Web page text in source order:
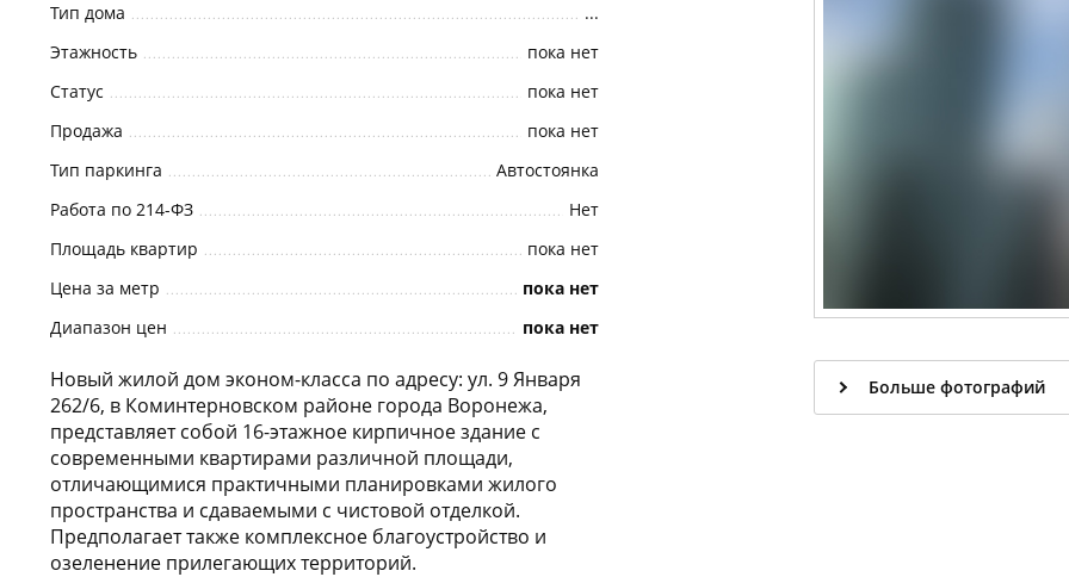
Больше фотографий
Тип дома
...
Этажность
пока нет
Статус
пока нет
Продажа
пока нет
Тип паркинга
Автостоянка
Работа по 214-ФЗ
Нет
Площадь квартир
пока нет
Цена за метр
пока нет
Диапазон цен
пока нет
Новый жилой дом эконом-класса по адресу: ул. 9 Января
262/6, в Коминтерновском районе города Воронежа,
представляет собой 16-этажное кирпичное здание с
современными квартирами различной площади,
отличающимися практичными планировками жилого
пространства и сдаваемыми с чистовой отделкой.
Предполагает также комплексное благоустройство и
озеленение прилегающих территорий.